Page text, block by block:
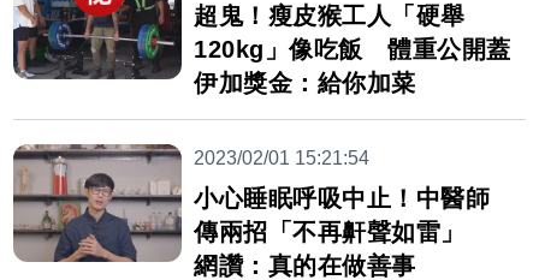
超鬼！瘦皮猴工人「硬舉
120kg」像吃飯 體重公開蓋
伊加獎金：給你加菜
2023/02/01 15:21:54
小心睡眠呼吸中止！中醫師
傳兩招「不再鼾聲如雷」
網讚：真的在做善事